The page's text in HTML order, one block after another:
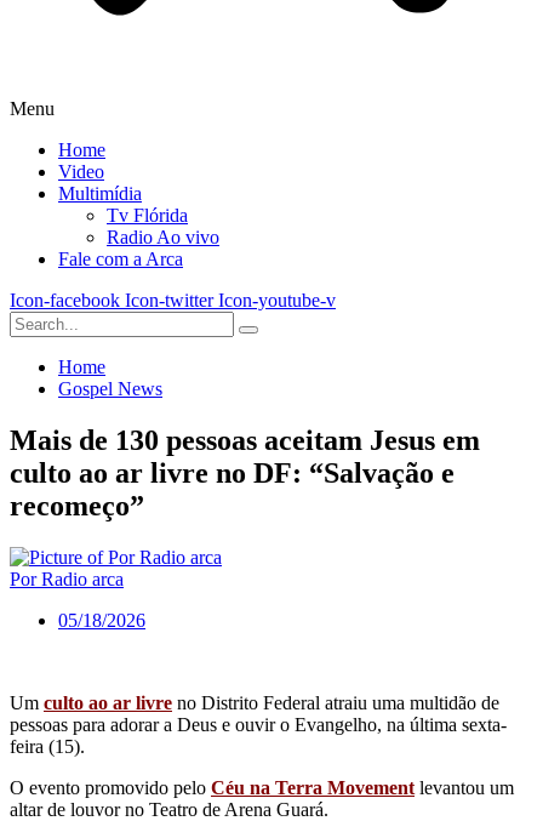
Menu
Home
Video
Multimídia
Tv Flórida
Radio Ao vivo
Fale com a Arca
Icon-facebook Icon-twitter Icon-youtube-v
Home
Gospel News
Mais de 130 pessoas aceitam Jesus em
culto ao ar livre no DF: “Salvação e
recomeço”
Por Radio arca
05/18/2026
Um culto ao ar livre no Distrito Federal atraiu uma multidão de
pessoas para adorar a Deus e ouvir o Evangelho, na última sexta-
feira (15).
O evento promovido pelo Céu na Terra Movement levantou um
altar de louvor no Teatro de Arena Guará.